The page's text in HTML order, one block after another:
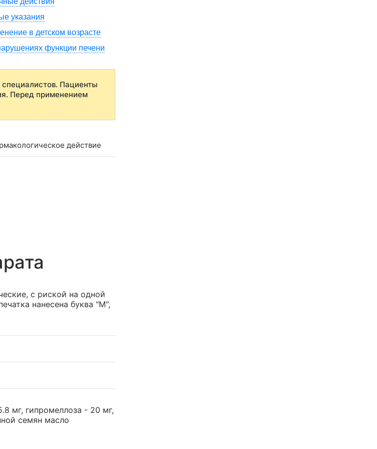
указания
в детском возрасте
функции печени
Пациенты
Перед применением
действие
с риской на одной
нанесена буква "М",
мг, гипромеллоза - 20 мг,
семян масло